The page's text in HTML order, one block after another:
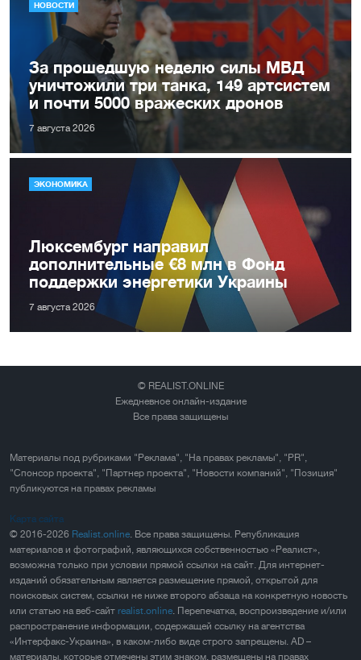
НОВОСТИ
За прошедшую неделю силы МВД
уничтожили три танка, 149 артсистем
и почти 5000 вражеских дронов
7 августа 2026
ЭКОНОМИКА
Люксембург направил
дополнительные €8 млн в Фонд
поддержки энергетики Украины
7 августа 2026
© REALIST.ONLINE
Ежедневное онлайн-издание
Все права защищены
Материалы под рубриками "Реклама", "На правах рекламы", "PR",
"Спонсор проекта", "Партнер проекта", "Новости компаний", "Позиция"
публикуются на правах рекламы
Карта сайта
© 2016-2026 Realist.online . Все права защищены. Републикация
материалов и фотографий, являющихся собственностью «Реалист»,
возможна только при условии прямой ссылки на сайт. Для интернет-
изданий обязательным является размещение прямой, открытой для
поисковых систем, ссылки не ниже второго абзаца на конкретную новость
или статью на веб-сайт realist.online . Перепечатка, воспроизведение и/или
распространение информации, содержащей ссылку на агентства
«Интерфакс-Украина», в каком-либо виде строго запрещены. AD –
материалы, которые отмечены этим знаком, размещены на правах